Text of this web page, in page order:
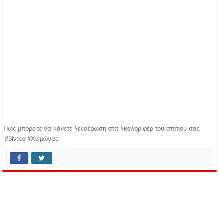
Πως μπορείτε να κάνετε #εξαέρωση στα #καλοριφέρ του σπιτιού σας
#βίντεο #Χειμώνας